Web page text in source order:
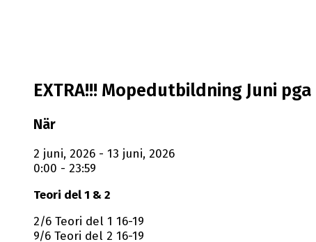
EXTRA!!! Mopedutbildning Juni
När
2 juni, 2026 - 13 juni, 2026
0:00 - 23:59
Teori del 1 & 2
2/6 Teori del 1 16-19
9/6 Teori del 2 16-19